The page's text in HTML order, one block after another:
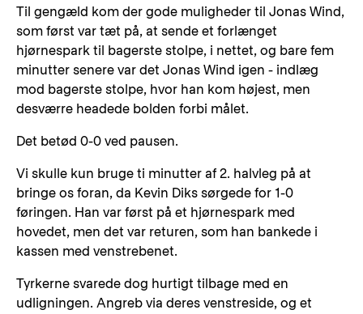
Til gengæld kom der gode muligheder til Jonas Wind,
som først var tæt på, at sende et forlænget
hjørnespark til bagerste stolpe, i nettet, og bare fem
minutter senere var det Jonas Wind igen - indlæg
mod bagerste stolpe, hvor han kom højest, men
desværre headede bolden forbi målet.
Det betød 0-0 ved pausen.
Vi skulle kun bruge ti minutter af 2. halvleg på at
bringe os foran, da Kevin Diks sørgede for 1-0
føringen. Han var først på et hjørnespark med
hovedet, men det var returen, som han bankede i
kassen med venstrebenet.
Tyrkerne svarede dog hurtigt tilbage med en
udligningen. Angreb via deres venstreside, og et